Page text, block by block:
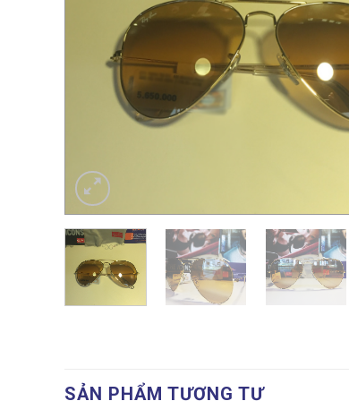
SẢN PHẨM TƯƠNG TỰ